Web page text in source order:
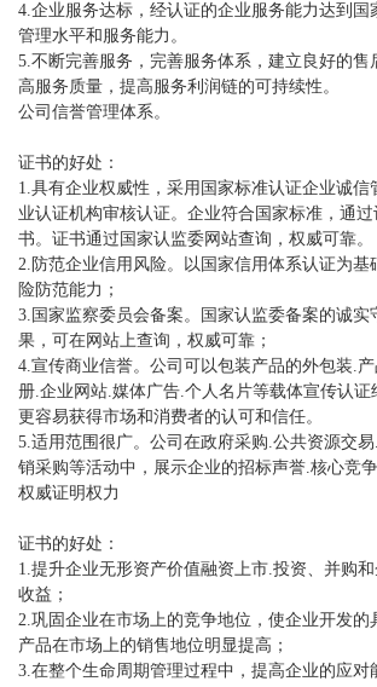
4.企业服务达标，经认证的企业服务能力达到国
管理水平和服务能力。
5.不断完善服务，完善服务体系，建立良好的售
高服务质量，提高服务利润链的可持续性。
公司信誉管理体系。
证书的好处：
1.具有企业权威性，采用国家标准认证企业诚信
业认证机构审核认证。企业符合国家标准，通过
书。证书通过国家认监委网站查询，权威可靠。
2.防范企业信用风险。以国家信用体系认证为基
险防范能力；
3.国家监察委员会备案。国家认监委备案的诚实
果，可在网站上查询，权威可靠；
4.宣传商业信誉。公司可以包装产品的外包装.
册.企业网站.媒体广告.个人名片等载体宣传认证
更容易获得市场和消费者的认可和信任。
5.适用范围很广。公司在政府采购.公共资源交
销采购等活动中，展示企业的招标声誉.核心竞争
权威证明权力
证书的好处：
1.提升企业无形资产价值融资上市.投资、并购
收益；
2.巩固企业在市场上的竞争地位，使企业开发的
产品在市场上的销售地位明显提高；
3.在整个生命周期管理过程中，提高企业的应对